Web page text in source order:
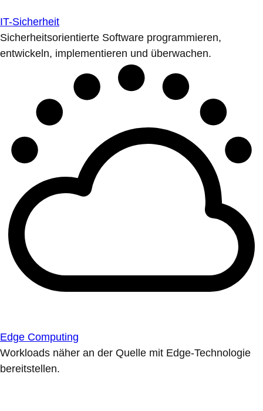
IT-Sicherheit
Sicherheitsorientierte Software programmieren,
entwickeln, implementieren und überwachen.
Edge Computing
Workloads näher an der Quelle mit Edge-Technologie
bereitstellen.